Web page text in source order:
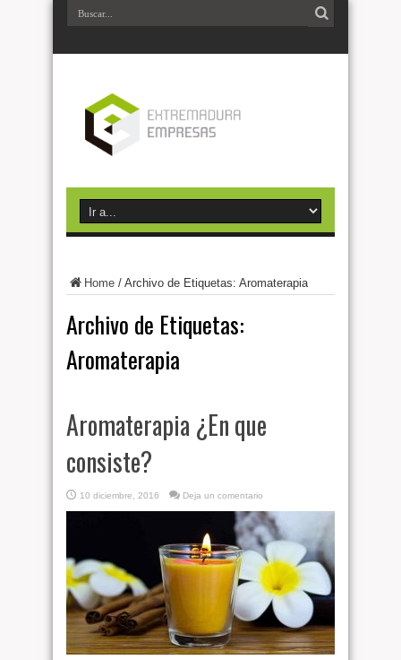
Home / Archivo de Etiquetas: Aromaterapia
Archivo de Etiquetas:
Aromaterapia
Aromaterapia ¿En que
consiste?
10 diciembre, 2016 Deja un comentario